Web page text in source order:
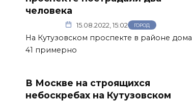
человека
15.08.2022, 15:02 ГОРОД
На Кутузовском проспекте в районе дома
41 примерно
В Москве на строящихся
небоскребах на Кутузовском